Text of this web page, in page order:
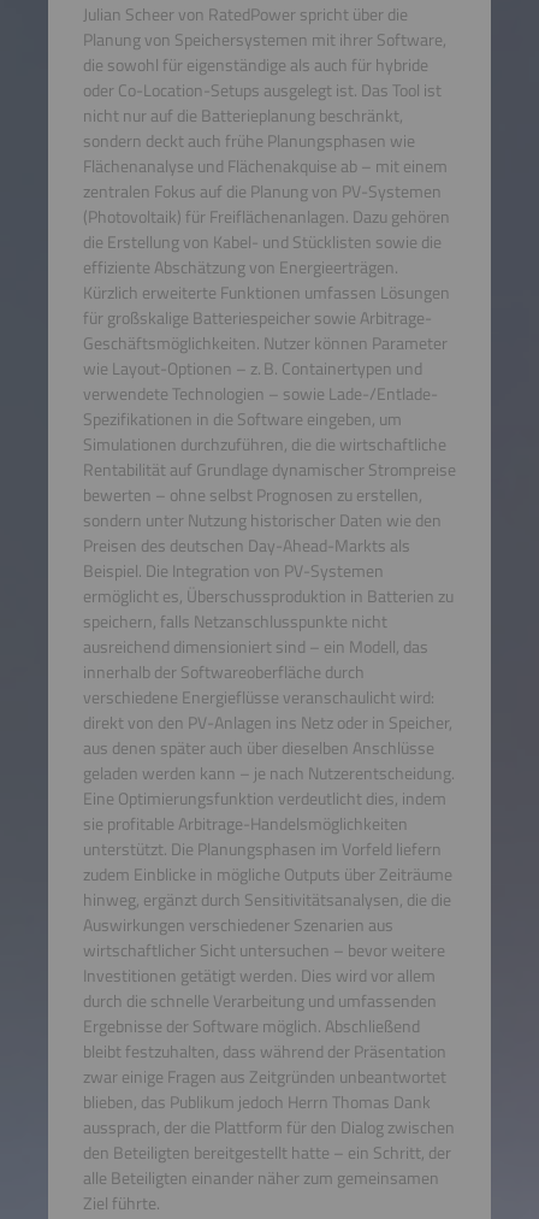
Julian Scheer von RatedPower spricht über die
Planung von Speichersystemen mit ihrer Software,
die sowohl für eigenständige als auch für hybride
oder Co-Location-Setups ausgelegt ist. Das Tool ist
nicht nur auf die Batterieplanung beschränkt,
sondern deckt auch frühe Planungsphasen wie
Flächenanalyse und Flächenakquise ab – mit einem
zentralen Fokus auf die Planung von PV-Systemen
(Photovoltaik) für Freiflächenanlagen. Dazu gehören
die Erstellung von Kabel- und Stücklisten sowie die
effiziente Abschätzung von Energieerträgen.
Kürzlich erweiterte Funktionen umfassen Lösungen
für großskalige Batteriespeicher sowie Arbitrage-
Geschäftsmöglichkeiten. Nutzer können Parameter
wie Layout-Optionen – z. B. Containertypen und
verwendete Technologien – sowie Lade-/Entlade-
Spezifikationen in die Software eingeben, um
Simulationen durchzuführen, die die wirtschaftliche
Rentabilität auf Grundlage dynamischer Strompreise
bewerten – ohne selbst Prognosen zu erstellen,
sondern unter Nutzung historischer Daten wie den
Preisen des deutschen Day-Ahead-Markts als
Beispiel. Die Integration von PV-Systemen
ermöglicht es, Überschussproduktion in Batterien zu
speichern, falls Netzanschlusspunkte nicht
ausreichend dimensioniert sind – ein Modell, das
innerhalb der Softwareoberfläche durch
verschiedene Energieflüsse veranschaulicht wird:
direkt von den PV-Anlagen ins Netz oder in Speicher,
aus denen später auch über dieselben Anschlüsse
geladen werden kann – je nach Nutzerentscheidung.
Eine Optimierungsfunktion verdeutlicht dies, indem
sie profitable Arbitrage-Handelsmöglichkeiten
unterstützt. Die Planungsphasen im Vorfeld liefern
zudem Einblicke in mögliche Outputs über Zeiträume
hinweg, ergänzt durch Sensitivitätsanalysen, die die
Auswirkungen verschiedener Szenarien aus
wirtschaftlicher Sicht untersuchen – bevor weitere
Investitionen getätigt werden. Dies wird vor allem
durch die schnelle Verarbeitung und umfassenden
Ergebnisse der Software möglich. Abschließend
bleibt festzuhalten, dass während der Präsentation
zwar einige Fragen aus Zeitgründen unbeantwortet
blieben, das Publikum jedoch Herrn Thomas Dank
aussprach, der die Plattform für den Dialog zwischen
den Beteiligten bereitgestellt hatte – ein Schritt, der
alle Beteiligten einander näher zum gemeinsamen
Ziel führte.